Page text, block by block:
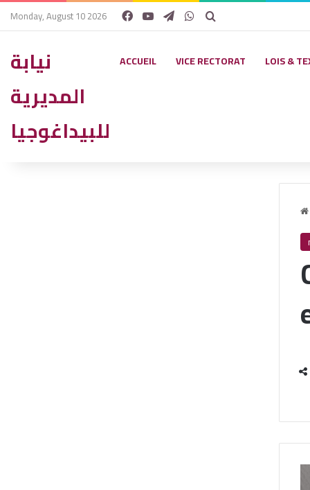
Monday, August 10 2026 FacebookYouTubeTelegramWhatsApp
Rechercher
نيابة
المديرية
للبيداغوجيا
ACCUEIL VICE RECTORAT LOIS &